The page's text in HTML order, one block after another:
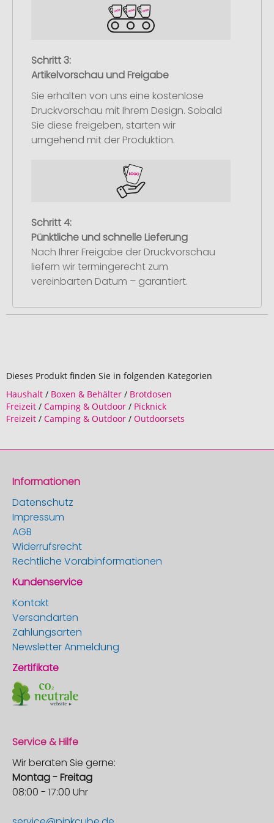
Schritt 3:
Artikelvorschau und Freigabe
Sie erhalten von uns eine kostenlose
Druckvorschau mit Ihrem Design. Sobald
Sie diese freigeben, starten wir
umgehend mit der Produktion.
Schritt 4:
Pünktliche und schnelle Lieferung
Nach Ihrer Freigabe der Druckvorschau
liefern wir termingerecht zum
vereinbarten Datum – garantiert.
Dieses Produkt finden Sie in folgenden Kategorien
Haushalt / Boxen & Behälter / Brotdosen
Freizeit / Camping & Outdoor / Picknick
Freizeit / Camping & Outdoor / Outdoorsets
Informationen
Datenschutz
Impressum
AGB
Widerrufsrecht
Rechtliche Vorabinformationen
Kundenservice
Kontakt
Versandarten
Zahlungsarten
Newsletter Anmeldung
Zertifikate
Service & Hilfe
Wir beraten Sie gerne:
Montag - Freitag
08:00 - 17:00 Uhr